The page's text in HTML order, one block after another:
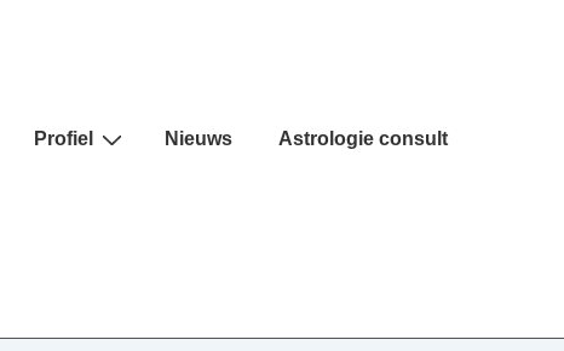
Profiel Nieuws Astrologie consult